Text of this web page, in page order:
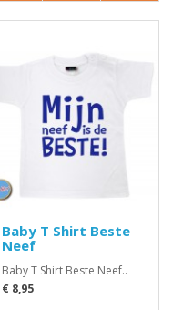
Baby T Shirt Beste
Neef
Baby T Shirt Beste Neef..
€ 8,95